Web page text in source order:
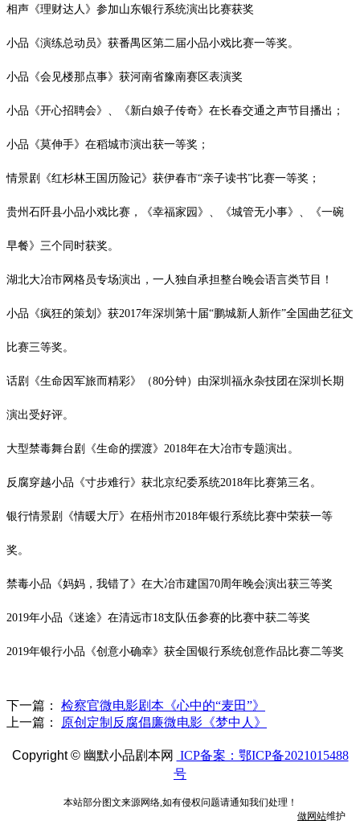
相声《理财达人》参加山东银行系统演出比赛获奖
小品《演练总动员》获番禺区第二届小品小戏比赛一等奖。
小品《会见楼那点事》获河南省豫南赛区表演奖
小品《开心招聘会》、《新白娘子传奇》在长春交通之声节目播出；
小品《莫伸手》在稻城市演出获一等奖；
情景剧《红杉林王国历险记》获伊春市“亲子读书”比赛一等奖；
贵州石阡县小品小戏比赛，《幸福家园》、《城管无小事》、《一碗
早餐》三个同时获奖。
湖北大冶市网格员专场演出，一人独自承担整台晚会语言类节目！
小品《疯狂的策划》获2017年深圳第十届“鹏城新人新作”全国曲艺征文
比赛三等奖。
话剧《生命因军旅而精彩》（80分钟）由深圳福永杂技团在深圳长期
演出受好评。
大型禁毒舞台剧《生命的摆渡》 2018年在大冶市专题演出。
反腐穿越小品《寸步难行》获北京纪委系统2018年比赛第三名。
银行情景剧《情暖大厅》在梧州市2018年银行系统比赛中荣获一等
奖。
禁毒小品《妈妈，我错了》在大冶市建国 70周年晚会演出获三等奖
2019年小品《迷途》在清远市18支队伍参赛的比赛中获二等奖
2019年银行小品《创意小确幸》获全国银行系统创意作品比赛二等奖
下一篇：
检察官微电影剧本《心中的“麦田”》
上一篇：
原创定制反腐倡廉微电影《梦中人》
Copyright © 幽默小品剧本网
ICP备案：鄂ICP备2021015488
号
本站部分图文来源网络,如有侵权问题请通知我们处理！
做网站维护